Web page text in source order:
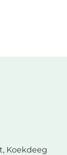
Koekdeeg